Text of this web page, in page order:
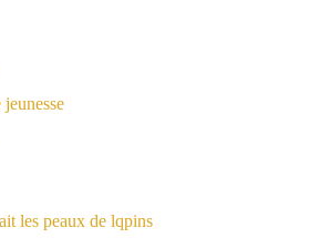
les peaux de lqpins